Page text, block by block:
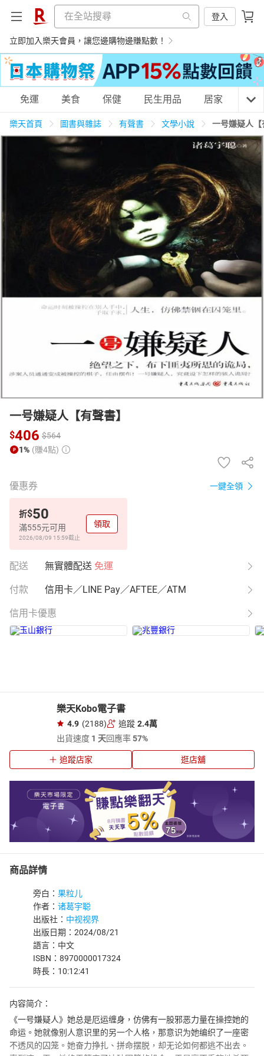
登入
立即加入樂天會員，讓您邊購物邊賺點數！
購物網分類
民生用品
3C家電 運動休閒 親子玩具
男裝 化妝保養 情趣用品
日本購物 電子/紙本書
HOT
免運 美食 保健 民生用品 居家 3C
樂天首頁 圖書與雜誌 有聲書 文學小說 一号嫌疑人【
一号嫌疑人【有聲書】
$406 $564
1% (賺4點)
優惠券 一鍵全領
折$50
滿555元可用
2026/08/09 15:59截止
領取
配送 無實體配送 免運
付款 信用卡／LINE Pay／AFTEE／ATM
信用卡優惠
樂天Kobo電子書
4.9 (2188) 追蹤 2.4萬
出貨速度 1 天回應率57%
追蹤店家 逛店舖
商品詳情
旁白： 果粒儿
作者： 诸葛宇聪
出版社： 中视视界
出版日期：2024/08/21
語言：中文
ISBN：8970000017324
時長：10:12:41
内容简介：
《一号嫌疑人》她总是厄运缠身，仿佛有一股邪恶力量在操控她的
命运。她就像别人意识里的另一个人格，那意识为她编织了一座密
不透风的囚笼。她奋力挣扎、拼命摆脱，却无论如何都逃不出去。